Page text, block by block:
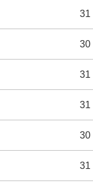
31
30
31
31
30
31